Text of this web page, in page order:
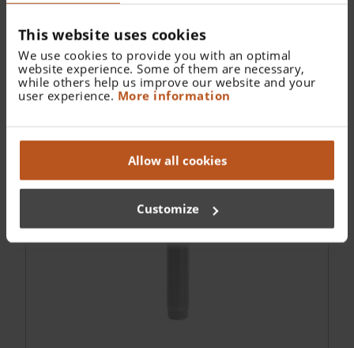
This website uses cookies
We use cookies to provide you with an optimal
website experience. Some of them are necessary,
while others help us improve our website and your
user experience. More information
Allow all cookies
Customize
HEINE Mango F.O. 4 SHORT LED NT